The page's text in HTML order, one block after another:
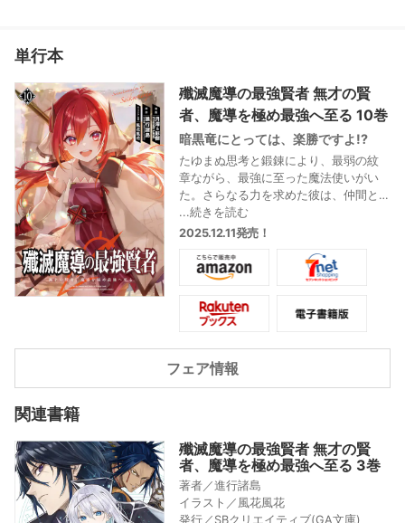
単行本
殲滅魔導の最強賢者 無才の賢
者、魔導を極め最強へ至る 10巻
暗黒竜にとっては、楽勝ですよ!?
たゆまぬ思考と鍛錬により、最弱の紋
章ながら、最強に至った魔法使いがい
た。さらなる力を求めた彼は、仲間と
の共闘に活路を見出す。選ばれたの
は、人化した暗黒竜の少女イリスと、
ランク11冒険者の魔法使いユリルと剣士
ロイター。パーティーを結成し強くな
ることを誓い合う。魔法理論を超越し
た力…『理外の術』を持つ『熾天会』。
様々な『理外の術』を持つ『熾天会』
の刺客たち。その予測不能な攻撃も最
強賢者の前では無力…!? ついに支部の中
枢にたどり着くが、そこにいたのは…。
もうひとつの異世界「紋章」ファンタ
...続きを読む
2025.12.11発売！
フェア情報
関連書籍
殲滅魔導の最強賢者 無才の賢
者、魔導を極め最強へ至る 3巻
著者／進行諸島
イラスト／風花風花
発行／SBクリエイティブ(GA文庫)